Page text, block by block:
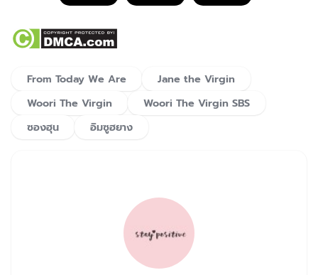
From Today We Are
Jane the Virgin
Woori The Virgin
Woori The Virgin SBS
ซองฮุน
อิมซูฮยาง